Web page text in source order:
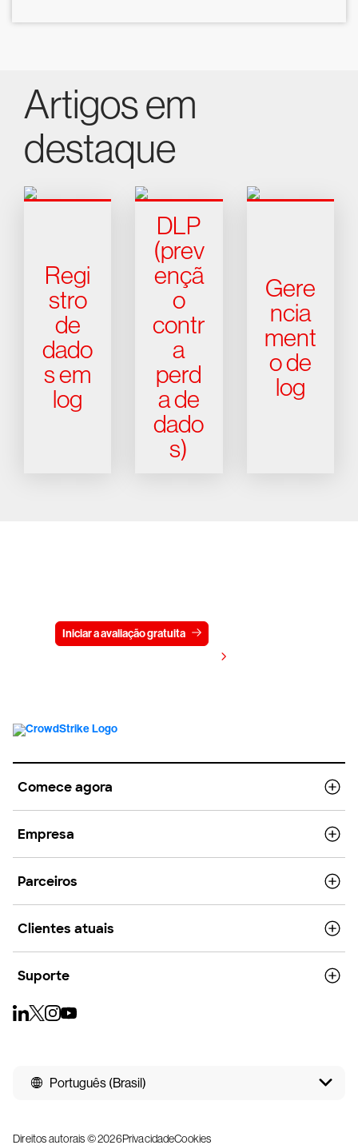
Artigos em
destaque
Regi
stro
de
dado
s em
log
DLP
(prev
ençã
o
contr
a
perd
a de
dado
s)
Gere
ncia
ment
o de
log
Iniciar a avaliação gratuita
Comece agora
Empresa
Parceiros
Clientes atuais
Suporte
Português (Brasil)
Direitos autorais © 2026PrivacidadeCookies